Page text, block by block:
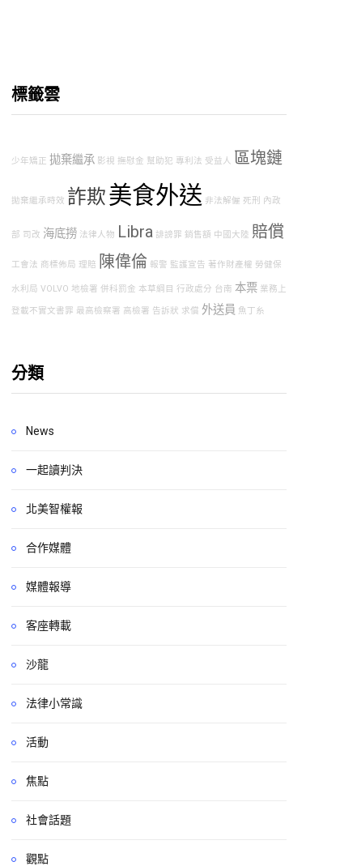
標籤雲
少年矯正 拋棄繼承 影視 撫慰金 幫助犯 專利法 受益人 區塊鏈
拋棄繼承時效 詐欺美食外送 非法解僱 死刑 內政
部 司改 海底撈 法律人物 Libra 誹謗罪 銷售額 中國大陸 賠償
工會法 商標佈局 理賠 陳偉倫 報警 監護宣告 著作財產權 勞健保
水利局 VOLVO 地檢署 併科罰金 本草綱目 行政處分 台南 本票 業務上
登載不實文書罪 最高檢察署 高檢署 告訴狀 求償 外送員 魚丁糸
分類
News
一起讀判決
北美智權報
合作媒體
媒體報導
客座轉載
沙龍
法律小常識
活動
焦點
社會話題
觀點